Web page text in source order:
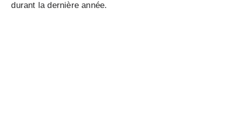
durant la dernière année.